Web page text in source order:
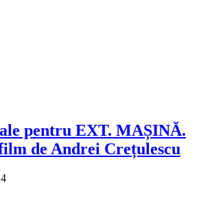
pentru EXT. MAȘINĂ.
de Andrei Crețulescu